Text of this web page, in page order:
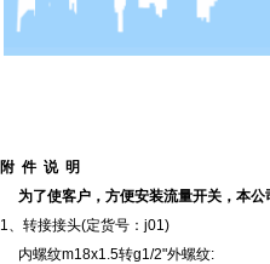
附 件 说 明
为了使客户，方便安装流量开关，本公
1、转接接头(定货号：j01)
内螺纹m18x1.5转g1/2"外螺纹: